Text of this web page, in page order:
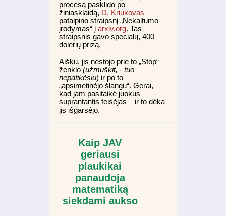
procesą pasklido po
žiniasklaidą, D. Kriukovas
patalpino straipsnį „Nekaltumo
įrodymas“ į arxiv.org. Tas
straipsnis gavo specialų, 400
dolerių prizą.
Aišku, jis nestojo prie to „Stop“
ženklo (užmuškit, - tuo
nepatikėsiu) ir po to
„apsimetinėjo šlangu“. Gerai,
kad jam pasitaikė juokus
suprantantis teisėjas – ir to dėka
jis išgarsėjo.
Kaip JAV
geriausi
plaukikai
panaudoja
matematiką
siekdami aukso